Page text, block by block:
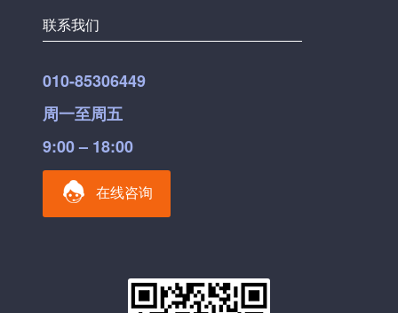
联系我们
010-85306449
周一至周五
9:00 – 18:00
在线咨询